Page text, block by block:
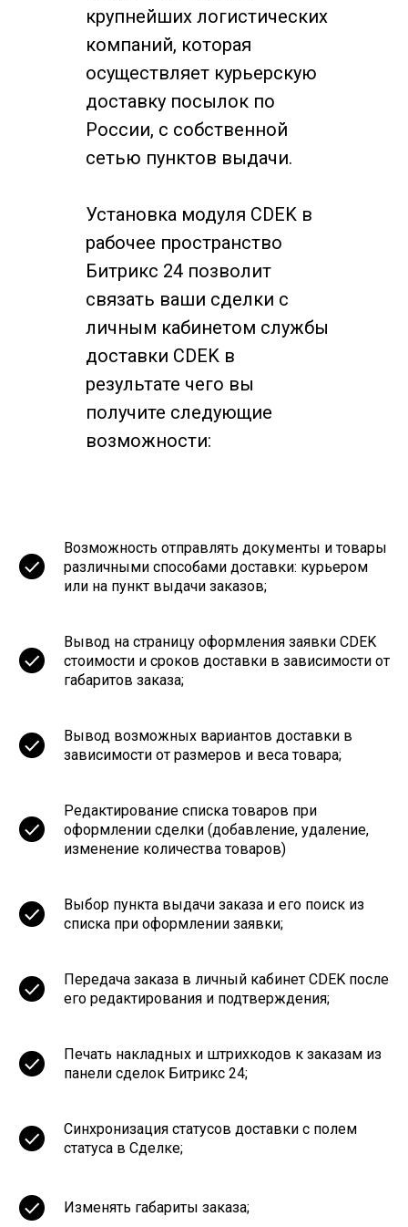
крупнейших логистических
компаний, которая
осуществляет курьерскую
доставку посылок по
России, с собственной
сетью пунктов выдачи.
Установка модуля CDEK в
рабочее пространство
Битрикс 24 позволит
связать ваши сделки с
личным кабинетом службы
доставки CDEK в
результате чего вы
получите следующие
возможности:
Возможность отправлять документы и товары
различными способами доставки: курьером
или на пункт выдачи заказов;
Вывод на страницу оформления заявки CDEK
стоимости и сроков доставки в зависимости от
габаритов заказа;
Вывод возможных вариантов доставки в
зависимости от размеров и веса товара;
Редактирование списка товаров при
оформлении сделки (добавление, удаление,
изменение количества товаров)
Выбор пункта выдачи заказа и его поиск из
списка при оформлении заявки;
Передача заказа в личный кабинет CDEK после
его редактирования и подтверждения;
Печать накладных и штрихкодов к заказам из
панели сделок Битрикс 24;
Синхронизация статусов доставки с полем
статуса в Сделке;
Изменять габариты заказа;